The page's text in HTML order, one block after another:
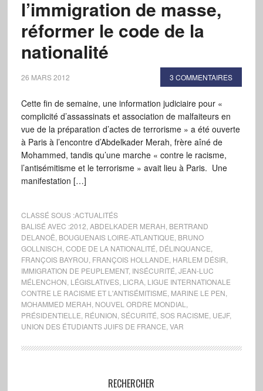
l’immigration de masse,
réformer le code de la
nationalité
26 MARS 2012 3 COMMENTAIRES
Cette fin de semaine, une information judiciaire pour «
complicité d’assassinats et association de malfaiteurs en
vue de la préparation d’actes de terrorisme » a été ouverte
à Paris à l’encontre d’Abdelkader Merah, frère aîné de
Mohammed, tandis qu’une marche « contre le racisme,
l’antisémitisme et le terrorisme » avait lieu à Paris. Une
manifestation […]
CLASSÉ SOUS :ACTUALITÉS
BALISÉ AVEC :2012 ABDELKADER MERAH BERTRAND
DELANOË BOUGUENAIS LOIRE-ATLANTIQUE BRUNO
GOLLNISCH CODE DE LA NATIONALITÉ DÉLINQUANCE
FRANÇOIS BAYROU FRANÇOIS HOLLANDE HARLEM DÉSIR
IMMIGRATION DE PEUPLEMENT, INSÉCURITÉ JEAN-LUC
MÉLENCHON LÉGISLATIVES, LICRA, LIGUE INTERNATIONALE
CONTRE LE RACISME ET L'ANTISÉMITISME MARINE LE PEN
MOHAMMED MERAH NOUVEL ORDRE MONDIAL
PRÉSIDENTIELLE RÉUNION SÉCURITÉ SOS RACISME UEJF,
UNION DES ÉTUDIANTS JUIFS DE FRANCE VAR
RECHERCHER